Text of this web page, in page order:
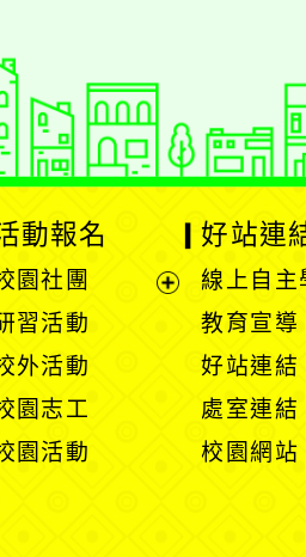
動報名
園社團
習活動
外活動
園志工
園活動
好站連
線上自主
教育宣導
好站連結
處室連結
校園網站